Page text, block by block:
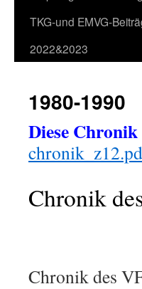
TKG-und EMVG-
2022&2023
1980-1990
Diese
Chronik
Chronik des